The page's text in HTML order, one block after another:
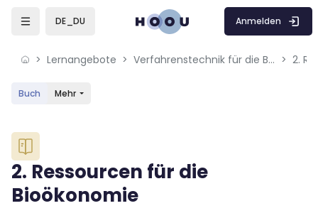
Skip to sidebar navigation menu
Skip to mobile navigation menu
Skip to sidebar hidden blocks
DE_DU Anmelden
Lernangebote Verfahrenstechnik für die Bioökonomie 2.
Buch Mehr
Blöcke
2. Ressourcen für die
Bioökonomie